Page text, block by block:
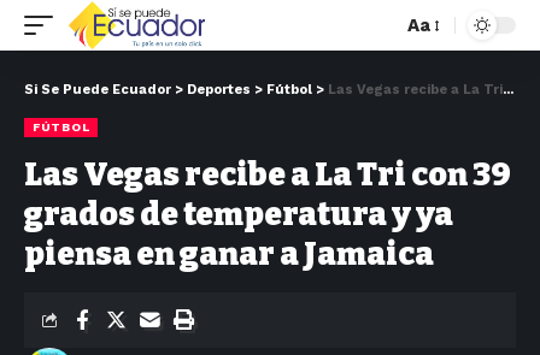
Aa
Si Se Puede Ecuador > Deportes > Fútbol > Las Vegas recibe a La Tri con 39 grados de temperatura y ya piensa en ganar a Jamaica
FÚTBOL
Las Vegas recibe a La Tri con 39
grados de temperatura y ya
piensa en ganar a Jamaica